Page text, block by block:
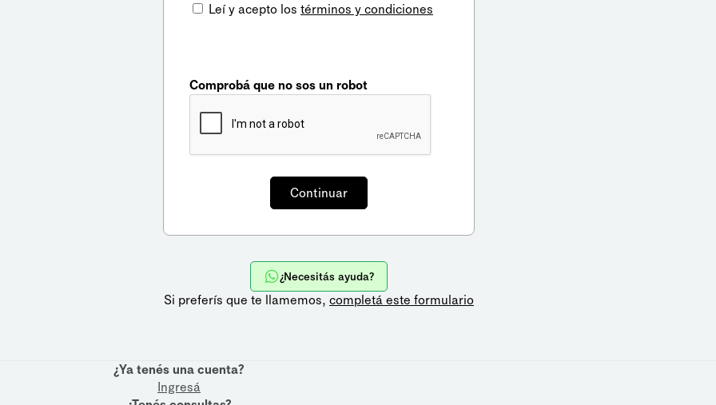
Leí y acepto los términos y condiciones
Comprobá que no sos un robot
¿Necesitás ayuda?
Si preferís que te llamemos, completá este formulario
¿Ya tenés una cuenta?
Ingresá